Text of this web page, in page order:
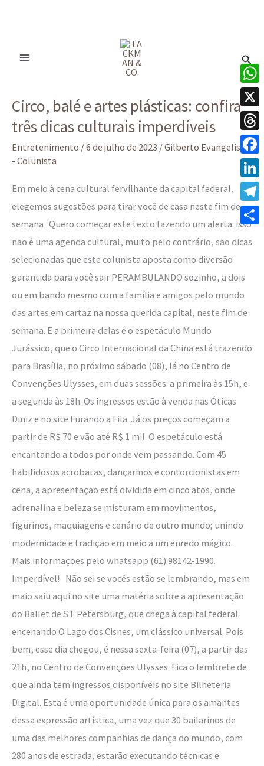
Circo, balé e artes plásticas: confira
três dicas culturais imperdíveis
Entretenimento /6 de julho de 2023 /Gilberto Evangelista
- Colunista
Em meio à cena cultural fervilhante da capital federal,
elegemos sugestões para tirar você de casa neste fim de
semana Quero começar este texto fazendo um alerta: isso
não é uma agenda cultural, muito pelo contrário, são dicas
selecionadas que este colunista aposta como diversão
garantida para você sair PERAMBULANDO sozinho, a dois
ou em bando mesmo com a família e amigos pelo mundo
das artes em cartaz na nossa querida capital, neste fim de
semana. E a primeira delas é o espetáculo Mundo
Jurássico, que o Circo Internacional da China está trazendo
para Brasília, no próximo sábado (08), lá no Centro de
Convenções Ulysses, em duas sessões: a primeira às 15h, e
a segunda às 18h. Os ingressos estão à venda nas Óticas
Diniz e no site Furando a Fila. Já os preços começam a
partir de R$ 70 e vão até R$ 1 mil. O espetáculo está
encantando a todos por onde vem passando. Com 45
habilidosos acrobatas, dançarinos e contorcionistas em
cena, a apresentação está dividida em cinco atos, onde
adrenalina e beleza se misturam em movimentos,
figurinos, maquiagens e cenário de outro mundo; unindo
modernidade e tradição em meio a um enredo mágico.
Mais informações pelo whatsapp (61) 98142-1990.
Imperdível! Não sei se vocês estão se lembrando, mas em
maio saiu aqui no site uma matéria sobre a apresentação
do Ballet de ST. Petersburg, que chega à capital federal
encenando O Lago dos Cisnes, um clássico universal. Pois
bem, esse dia chegou, é nessa sexta-feira (07), a partir das
21h, no Centro de Convenções Ulysses. Fica o lembrete de
que ainda tem ingressos disponíveis no site Bilheteria
Digital. Esta é uma oportunidade única para os amantes
dessa expressão artística, uma vez que 30 bailarinos de
uma das melhores companhias de dança do mundo, com
280 anos de estrada, estarão executando técnicas e
balé
e
artes
plásticas:
três
dicas
culturais
imperdíveis
X